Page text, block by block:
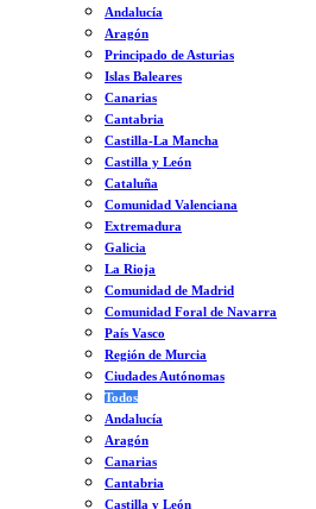
Andalucía
Aragón
Principado de Asturias
Islas Baleares
Canarias
Cantabria
Castilla-La Mancha
Castilla y León
Cataluña
Comunidad Valenciana
Extremadura
Galicia
La Rioja
Comunidad de Madrid
Comunidad Foral de Navarra
País Vasco
Región de Murcia
Ciudades Autónomas
Todos
Andalucía
Aragón
Canarias
Cantabria
Castilla y León